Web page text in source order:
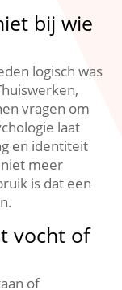
bij wie
logisch was
vragen om
laat
en identiteit
meer
is dat een
vocht of
of